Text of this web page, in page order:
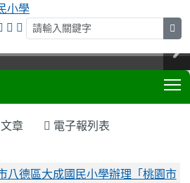
章 電子報列表
八德區大成國民小學辦理「桃園市